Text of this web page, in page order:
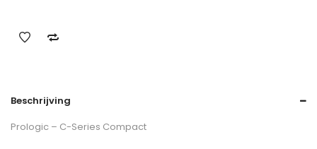
Beschrijving
Prologic – C-Series Compact